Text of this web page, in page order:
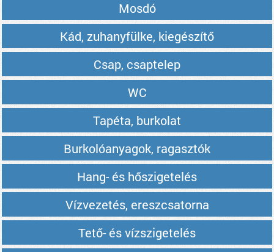
Mosdó
Kád, zuhanyfülke, kiegészítő
Csap, csaptelep
WC
Tapéta, burkolat
Burkolóanyagok, ragasztók
Hang- és hőszigetelés
Vízvezetés, ereszcsatorna
Tető- és vízszigetelés